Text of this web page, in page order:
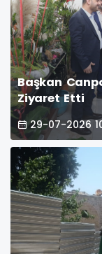
Başkan
Ziyaret Etti
29-07-2026